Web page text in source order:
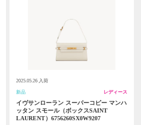
2025.05.26 入荷
新品 レディース
イヴサンローラン スーパーコピー マンハ
ッタン スモール（ボックスSAINT
LAURENT）6756260SX0W9207